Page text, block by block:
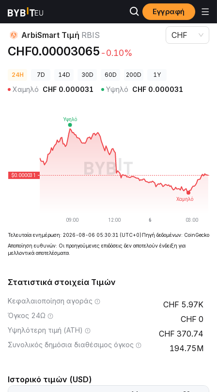
Εγγραφή
Τιμές Κρυπτονομισμάτων ArbiSmart Τιμή RBIS
ArbiSmart Τιμή RBIS
CHF0.00003065 -0.10%
CHF
24H 7D 14D 30D 60D 200D 1Y
Χαμηλό CHF 0.000031 Υψηλό CHF 0.000031
Τελευταία ενημέρωση: 2026-08-06 05:30:31 (UTC+0) Πηγή δεδομένων: CoinGecko
Αποποίηση ευθυνών: Οι προηγούμενες επιδόσεις δεν αποτελούν ένδειξη για
μελλοντικά αποτελέσματα.
Στατιστικά στοιχεία Τιμών
Κεφαλαιοποίηση αγοράς 5.97K
Όγκος 24Ω 0
Υψηλότερη τιμή (ATH) 370.74
Συνολικός δημόσια διαθέσιμος όγκος 194.75M
Ιστορικό τιμών (USD)